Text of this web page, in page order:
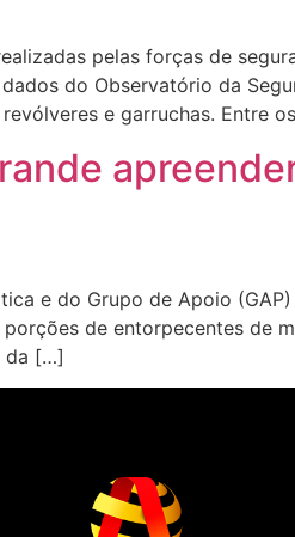
pelas forças de
do Observatório da
e garruchas. Entre
e do Grupo de Apoio
de entorpecentes de
da […]